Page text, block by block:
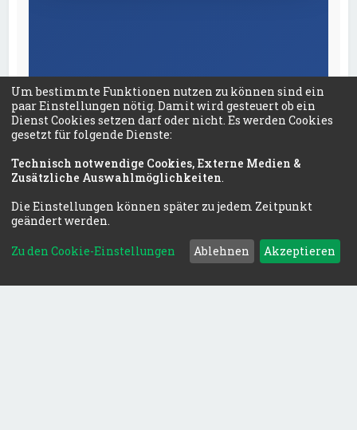
Um bestimmte Funktionen nutzen zu können sind ein
paar Einstellungen nötig. Damit wird gesteuert ob ein
Dienst Cookies setzen darf oder nicht. Es werden Cookies
gesetzt für folgende Dienste:
Technisch notwendige Cookies, Externe Medien &
Zusätzliche Auswahlmöglichkeiten.
Die Einstellungen können später zu jedem Zeitpunkt
geändert werden.
Zu den Cookie-Einstellungen Ablehnen Akzeptieren